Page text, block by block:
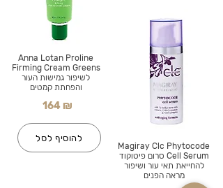
Anna Lotan Proline
Firming Cream Greens
לשיפור גמישות העור
והפחתת קמטים
164 ₪
להוסיף לסל
Magiray Clc Phytocode
Cell Serum סרום פיטוקוד
להחייאת תאי עור ושיפור
מראה הפנים